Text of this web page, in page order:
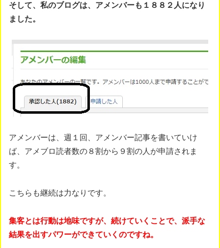
そして、私のブログは、アメンバーも１８８２人になり
ました。
アメンバーは、週１回、アメンバー記事を書いていけ
ば、アメブロ読者数の８割から９割の人が申請されま
す。
こちらも継続は力なりです。
集客とは行動は地味ですが、続けていくことで、派手な
結果を出すパワーができていくのですね。